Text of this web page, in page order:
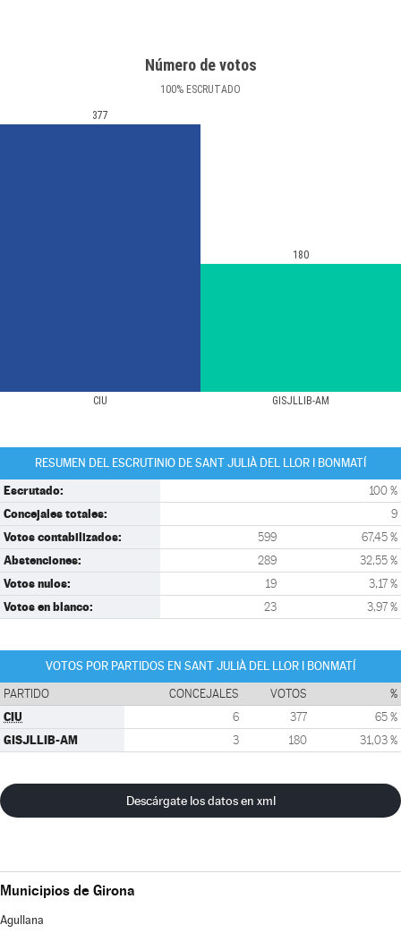
Número de votos
100% ESCRUTADO
CIU GISJLLIB-AM
377
180
RESUMEN DEL ESCRUTINIO DE SANT JULIÀ DEL LLOR I BONMATÍ
Escrutado: 100 %
Concejales totales: 9
Votos contabilizados: 599 67,45 %
Abstenciones: 289 32,55 %
Votos nulos: 19 3,17 %
Votos en blanco: 23 3,97 %
VOTOS POR PARTIDOS EN SANT JULIÀ DEL LLOR I BONMATÍ
PARTIDO CONCEJALES VOTOS %
CIU 6 377 65 %
GISJLLIB-AM 3 180 31,03 %
Descárgate los datos en xml
Municipios de Girona
Agullana